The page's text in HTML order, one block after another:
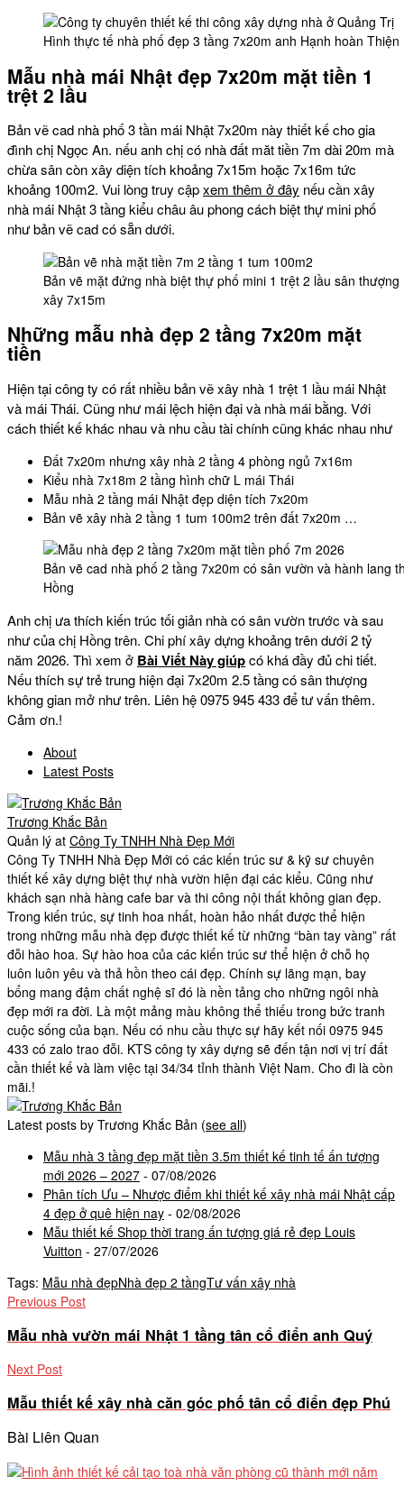
Hình thực tế nhà phố đẹp 3 tầng 7x20m anh Hạnh hoàn Thiện
Mẫu nhà mái Nhật đẹp 7x20m mặt tiền 1
trệt 2 lầu
Bản vẽ cad nhà phố 3 tần mái Nhật 7x20m này thiết kế cho gia
đình chị Ngọc An. nếu anh chị có nhà đất măt tiền 7m dài 20m mà
chừa sân còn xây diện tích khoảng 7x15m hoặc 7x16m tức
khoảng 100m2. Vui lòng truy cậpxem thêm ở đây nếu cần xây
nhà mái Nhật 3 tầng kiểu châu âu phong cách biệt thự mini phố
như bản vẽ cad có sẵn dưới.
Bản vẽ mặt đứng nhà biệt thự phố mini 1 trệt 2 lầu sân
xây 7x15m
Những mẫu nhà đẹp 2 tầng 7x20m mặt
tiền
Hiện tại công ty có rất nhiều bản vẽ xây nhà 1 trệt 1 lầu mái Nhật
và mái Thái. Cũng như mái lệch hiện đại và nhà mái bằng. Với
cách thiết kế khác nhau và nhu cầu tài chính cũng khác nhau như
Đất 7x20m nhưng xây nhà 2 tầng 4 phòng ngủ 7x16m
Kiểu nhà 7x18m 2 tầng hình chữ L mái Thái
Mẫu nhà 2 tầng mái Nhật đẹp diện tích 7x20m
Bản vẽ xây nhà 2 tầng 1 tum 100m2 trên đất 7x20m …
Bản vẽ cad nhà phố 2 tầng 7x20m có sân vườn và hành lang
Hồng
Anh chị ưa thích kiến trúc tối giản nhà có sân vườn trước và sau
như của chị Hồng trên. Chi phí xây dựng khoảng trên dưới 2 tỷ
năm 2026. Thì xem ở Bài Viết Này giúpcó khá đầy đủ chi tiết.
Nếu thích sự trẻ trung hiện đại 7x20m 2.5 tầng có sân thượng
không gian mở như trên. Liên hệ 0975 945 433 để tư vấn thêm.
Cảm ơn.!
About
Latest Posts
Trương Khắc Bản
Quản lý at Công Ty TNHH Nhà Đẹp Mới
Công Ty TNHH Nhà Đẹp Mới có các kiến trúc sư & kỹ sư chuyên
thiết kế xây dựng biệt thự nhà vườn hiện đại các kiểu. Cũng như
khách sạn nhà hàng cafe bar và thi công nội thất không gian đẹp.
Trong kiến trúc, sự tinh hoa nhất, hoàn hảo nhất được thể hiện
trong những mẫu nhà đẹp được thiết kế từ những “bàn tay vàng” rất
đỗi hào hoa. Sự hào hoa của các kiến trúc sư thể hiện ở chỗ họ
luôn luôn yêu và thả hồn theo cái đẹp. Chính sự lãng mạn, bay
bổng mang đậm chất nghệ sĩ đó là nền tảng cho những ngôi nhà
đẹp mới ra đời. Là một mảng màu không thể thiếu trong bức tranh
cuộc sống của bạn. Nếu có nhu cầu thực sự hãy kết nối 0975 945
433 có zalo trao đỗi. KTS công ty xây dựng sẽ đến tận nơi vị trí đất
cần thiết kế và làm việc tại 34/34 tỉnh thành Việt Nam. Cho đi là còn
mãi.!
Latest posts by Trương Khắc Bản (see all)
Mẫu nhà 3 tầng đẹp mặt tiền 3.5m thiết kế tinh tế ấn tượng
mới 2026 – 2027 - 07/08/2026
Phân tích Ưu – Nhược điểm khi thiết kế xây nhà mái Nhật cấp
4 đẹp ở quê hiện nay - 02/08/2026
Mẫu thiết kế Shop thời trang ấn tượng giá rẻ đẹp Louis
Vuitton - 27/07/2026
Tags: Mẫu nhà đẹpNhà đẹp 2 tầngTư vấn xây nhà
Previous Post
Mẫu nhà vườn mái Nhật 1 tầng tân cổ điển anh Quý
Next Post
Mẫu thiết kế xây nhà căn góc phố tân cổ điển đẹp Phú
Bài Liên Quan